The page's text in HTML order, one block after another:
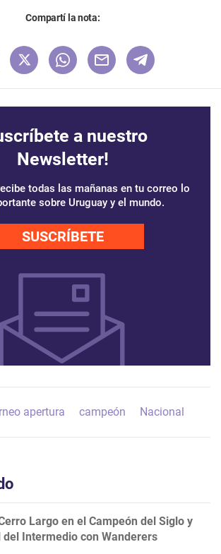
Compartí la nota:
a nuestro
Newsletter!
todas las mañanas en tu correo lo
sobre Uruguay y el mundo.
SUSCRÍBETE
apertura campeón Nacional
Largo en el Campeón del Siglo y
Intermedio con Wanderers